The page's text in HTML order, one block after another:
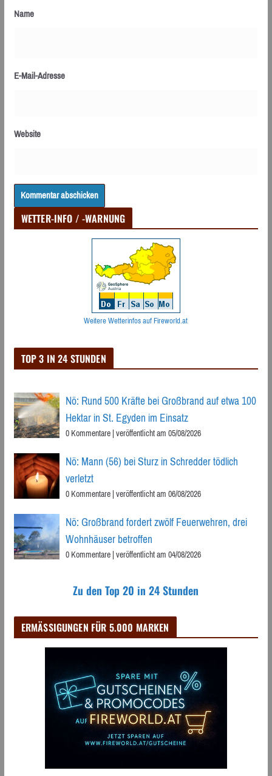
Name
E-Mail-Adresse
Website
WETTER-INFO / -WARNUNG
Weitere Wetterinfos auf Fireworld.at
TOP 3 IN 24 STUNDEN
Nö: Rund 500 Kräfte bei Großbrand auf etwa 100
Hektar in St. Egyden im Einsatz
0 Kommentare|veröffentlicht am 05/08/2026
Nö: Mann (56) bei Sturz in Schredder tödlich
verletzt
0 Kommentare|veröffentlicht am 06/08/2026
Nö: Großbrand fordert zwölf Feuerwehren, drei
Wohnhäuser betroffen
0 Kommentare|veröffentlicht am 04/08/2026
Zu den Top 20 in 24 Stunden
ERMÄSSIGUNGEN FÜR 5.000 MARKEN